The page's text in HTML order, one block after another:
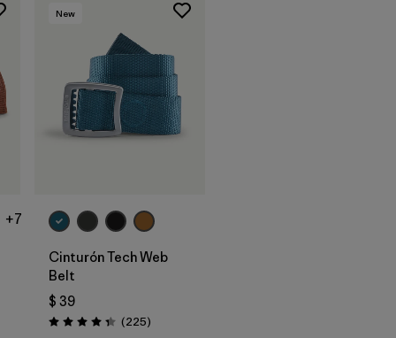
+7
New
Cinturón Tech Web
Belt
$ 39
Valoración: 4.3 / 5
(225Comentarios
)